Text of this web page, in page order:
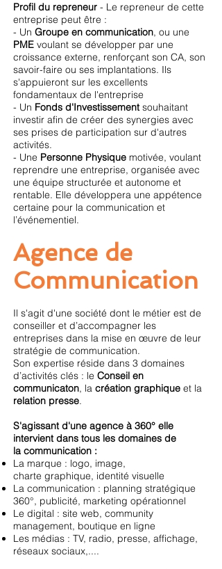
Profil du repreneur - Le repreneur de cette
entreprise peut être :
- Un Groupe en communication, ou une
PME voulant se développer par une
croissance externe, renforçant son CA, son
savoir-faire ou ses implantations. Ils
s'appuieront sur les excellents
fondamentaux de l'entreprise
- Un Fonds d'Investissementsouhaitant
investir afin de créer des synergies avec
ses prises de participation sur d'autres
activités.
- Une Personne Physique motivée, voulant
reprendre une entreprise, organisée avec
une équipe structurée et autonome et
rentable. Elle développera une appétence
certaine pour la communication et
l’événementiel.
Agence de
Communication
Il s'agit d'une société dont le métier est de
conseiller et d’accompagner les
entreprises dans la mise en œuvre de leur
stratégie de communication.
Son expertise réside dans 3 domaines
d’activités clés : le Conseil en
communicaton, la création graphique et la
relation presse.
S'agissant d'une agence à 360° elle
intervient dans tous les domaines de
la communication :
La marque : logo, image,
charte graphique, identité visuelle
La communication : planning stratégique
360°, publicité, marketing opérationnel
Le digital : site web, community
management, boutique en ligne
Les médias : TV, radio, presse, affichage,
réseaux sociaux,....